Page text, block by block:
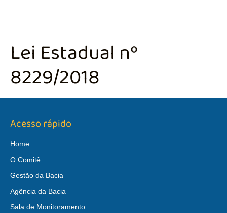
Lei Estadual nº
8229/2018
Acesso rápido
Home
O Comitê
Gestão da Bacia
Agência da Bacia
Sala de Monitoramento